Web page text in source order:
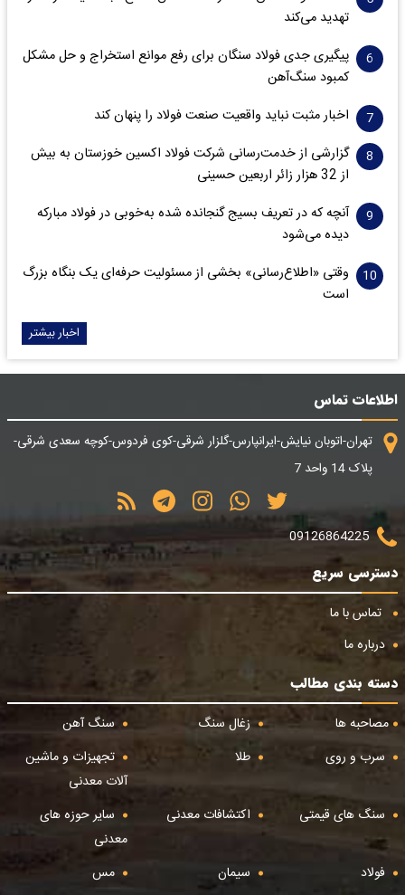
تهدید می‌کند
پیگیری جدی فولاد سنگان برای رفع موانع استخراج و حل مشکل
کمبود سنگ‌آهن
اخبار مثبت نباید واقعیت صنعت فولاد را پنهان کند
گزارشی از خدمت‌رسانی شرکت فولاد اکسین خوزستان به بیش
از 32 هزار زائر اربعین حسینی
آنچه که در تعریف بسیج گنجانده شده به‌خوبی در فولاد مبارکه
دیده می‌شود
وقتی «اطلاع‌رسانی» بخشی از مسئولیت حرفه‌ای یک بنگاه بزرگ
است
اخبار بیشتر
اطلاعات تماس
تهران-اتوبان نیایش-ایرانپارس-گلزار شرقی-کوی فردوس-کوچه سعدی شرقی-
پلاک 14 واحد 7
09126864225
دسترسی سریع
تماس با ما
درباره ما
دسته بندی مطالب
مصاحبه ها
زغال سنگ
سنگ آهن
سرب و روی
طلا
تجهیزات و ماشین
آلات معدنی
سنگ های قیمتی
اکتشافات معدنی
سایر حوزه های
معدنی
فولاد
سیمان مس